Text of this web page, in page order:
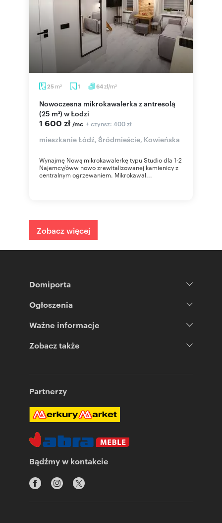
25 m2 1 64zł/m2
Nowoczesna mikrokawalerka z antresolą
(25 m²) w Łodzi
1 600 zł /mc + czynsz: 400 zł
mieszkanie Łódź, Śródmieście, Kowieńska
Wynajmę Nową mikrokawalerkę typu Studio dla 1-2
Najemcy/óww nowo zrewitalizowanej kamienicy z
centralnym ogrzewaniem. Mikrokawal...
Zobacz więcej
Domiporta
Ogłoszenia
Ważne informacje
Zobacz także
Partnerzy
Bądźmy w kontakcie